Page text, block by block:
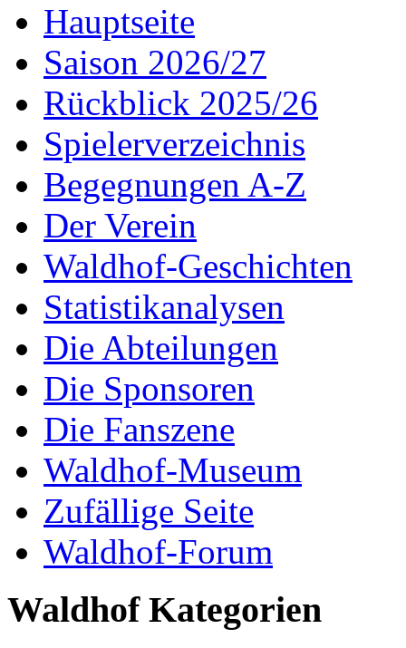
Hauptseite
Saison 2026/27
Rückblick 2025/26
Spielerverzeichnis
Begegnungen A-Z
Der Verein
Waldhof-Geschichten
Statistikanalysen
Die Abteilungen
Die Sponsoren
Die Fanszene
Waldhof-Museum
Zufällige Seite
Waldhof-Forum
Waldhof Kategorien